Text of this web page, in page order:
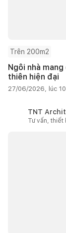
Trên 200m2
Ngôi nhà
thiên hiện đại
27/06/2026, lúc
TNT
Tư vấn, thiết